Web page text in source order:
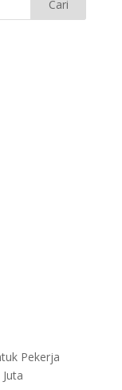
Pekerja